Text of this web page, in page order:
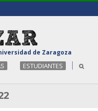
de Zaragoza
ESTUDIANTES